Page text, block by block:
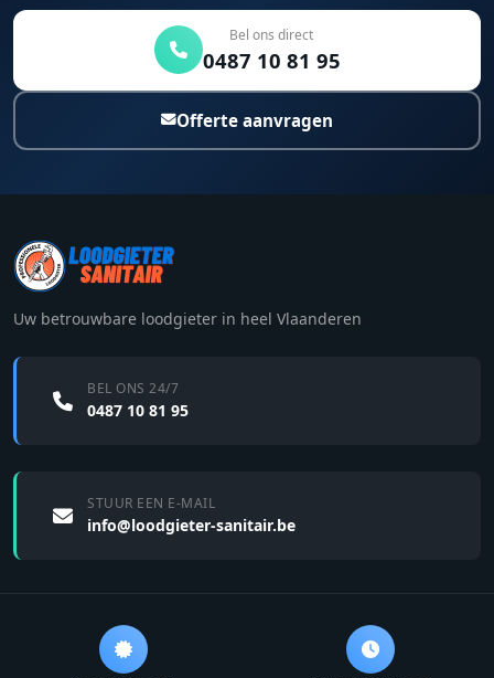
Bel ons direct
0487 10 81 95
Offerte aanvragen
Uw betrouwbare loodgieter in heel Vlaanderen
BEL ONS 24/7
0487 10 81 95
STUUR EEN E-MAIL
info@loodgieter-sanitair.be